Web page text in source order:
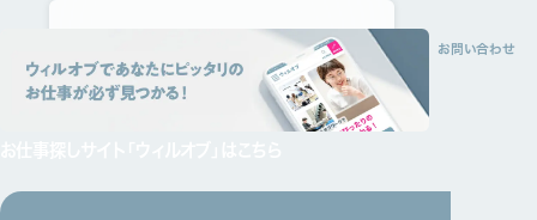
資料請求 お問い合わせ
採用情報